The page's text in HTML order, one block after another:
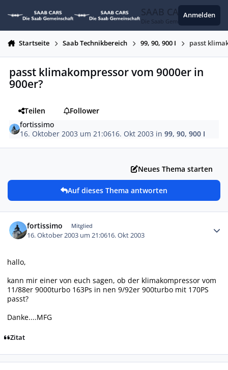
SAAB CARS
Die Saab Gemeinschaft
Anmelden
Startseite Saab Technikbereich 99, 90, 900 I passt
passt klimakompressor vom 9000er in
900er?
Teilen
Follower
fortissimo
16. Oktober 2003 um 21:0616. Okt 2003 in99, 90, 900 I
Neues Thema starten
Auf dieses Thema antworten
fortissimo Mitglied
16. Oktober 2003 um 21:0616. Okt 2003
hallo,
kann mir einer von euch sagen, ob der klimakompressor vom
11/88er 9000turbo 163Ps in nen 9/92er 900turbo mit 170PS
passt?
Danke....MFG
Zitat